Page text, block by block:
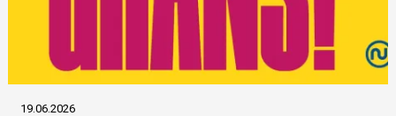
19.06.2026